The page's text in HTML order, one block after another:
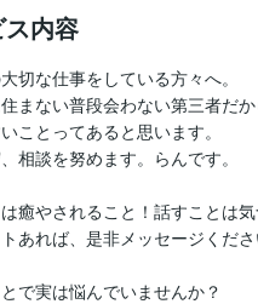
内容
切な仕事をしている方々へ。
まない普段会わない第三者だか
ことってあると思います。
相談を努めます。らんです。
癒やされること！話すことは気
あれば、是非メッセージくだ
で実は悩んでいませんか？